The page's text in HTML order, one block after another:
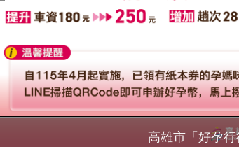
高雄市「好孕